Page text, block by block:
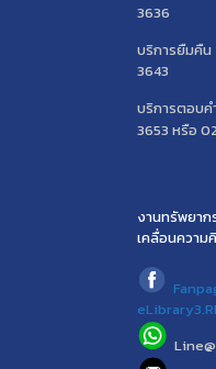
3636
บริการยื
3643
บริการตอบค
3653 หรือ
งานทรัพยาก
เคลื่อนควา